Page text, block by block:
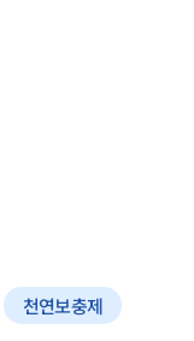
천연보충제